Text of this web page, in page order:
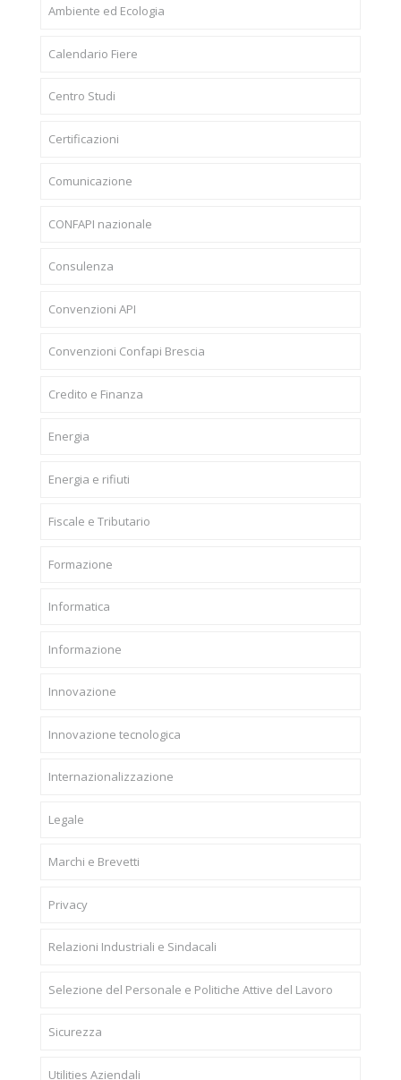
Ambiente ed Ecologia
Calendario Fiere
Centro Studi
Certificazioni
Comunicazione
CONFAPI nazionale
Consulenza
Convenzioni API
Convenzioni Confapi Brescia
Credito e Finanza
Energia
Energia e rifiuti
Fiscale e Tributario
Formazione
Informatica
Informazione
Innovazione
Innovazione tecnologica
Internazionalizzazione
Legale
Marchi e Brevetti
Privacy
Relazioni Industriali e Sindacali
Selezione del Personale e Politiche Attive del Lavoro
Sicurezza
Utilities Aziendali